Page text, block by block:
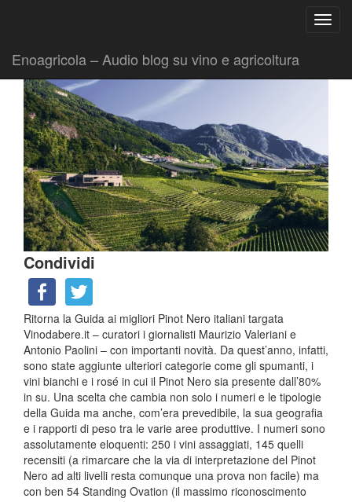
Enoagricola – Audio blog su vino e agricoltura
Condividi
Ritorna la Guida ai migliori Pinot Nero italiani targata
Vinodabere.it – curatori i giornalisti Maurizio Valeriani e
Antonio Paolini – con importanti novità. Da quest’anno, infatti,
sono state aggiunte ulteriori categorie come gli spumanti, i
vini bianchi e i rosé in cui il Pinot Nero sia presente dall’80%
in su. Una scelta che cambia non solo i numeri e le tipologie
della Guida ma anche, com’era prevedibile, la sua geografia
e i rapporti di peso tra le varie aree produttive. I numeri sono
assolutamente eloquenti: 250 i vini assaggiati, 145 quelli
recensiti (a rimarcare che la via di interpretazione del Pinot
Nero ad alti livelli resta comunque una prova non facile) ma
con ben 54 Standing Ovation (il massimo riconoscimento